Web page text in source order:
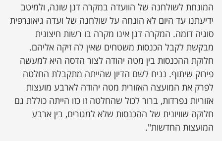
המונחת לשולחנה של הוועדה במקרה דנן שונה, ולמיטב
ידיעתנו עד היום לא הונחה על שולחנה של ועדה גיאוגרפית
סוגיה דומה. המקרה דנן אינו מקרה בו רשות חיצונית
מבקשת לקבל הכנסות משטחים שאין לה זיקה אליהם.
חלוקת ההכנסות בין מטה יהודה לצור הדסה היא למעשה
פירוק שיתוף. נניח לשם הדיון שהייתה מתקבלת החלטה
לפרק את המועצה האזורית מטה יהודה לארבע מועצות
אזוריות נפרדות, ברור לכול שהחלטה זו כזו הייתה כוללת גם
חלוקה שוויונית של ההכנסות שלא למגורים, בין ארבע
המועצות החדשות".